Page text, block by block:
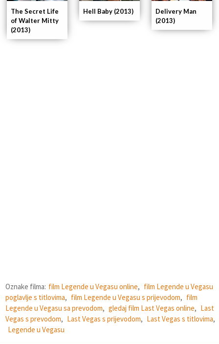
Delivery Man
(2013)
Hell Baby (2013)
The Secret Life
of Walter Mitty
(2013)
Oznake filma: film Legende u Vegasu online, film Legende u Vegasu
poglavlje s titlovima, film Legende u Vegasu s prijevodom, film
Legende u Vegasu sa prevodom, gledaj film Last Vegas online, Last
Vegas s prevodom, Last Vegas s prijevodom, Last Vegas s titlovima,
Legende u Vegasu